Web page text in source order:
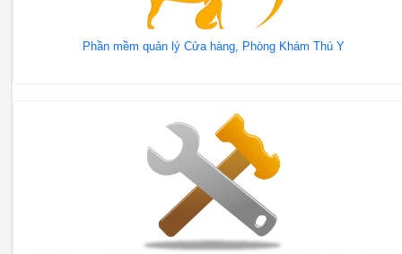
Phần mềm quản lý Cửa hàng, Phòng Khám Thú Y